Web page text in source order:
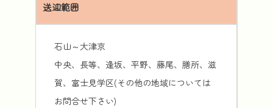
送迎範囲
石山～大津京
中央、長等、逢坂、平野、藤尾、膳所、滋
賀、富士見学区(その他の地域については
お問合せ下さい)